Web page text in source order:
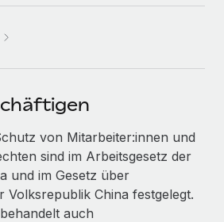
für globale HR & Compliance
von Global-HR-Funktionen in deine
einer Partnerschaft
Demnächst verfügbar
und KI-Automatisierung
und Qualifikationen
von Mitarbeiter:innen und
sind im Arbeitsgesetz der
und im Gesetz über
Volksrepublik China festgelegt.
auch